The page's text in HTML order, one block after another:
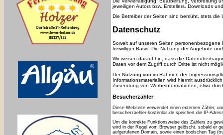
jeweiligen Autors bzw. Erstellers. Downloads
Die Betreiber der Seiten sind bemüht, stets die
Datenschutz
Soweit auf unseren Seiten personenbezogene
freiwilliger Basis. Die Nutzung der Angebote
Wir weisen darauf hin, dass die
Daten vor dem Zugriff durch Dritte ist nicht
Der Nutzung von im Rahmen der
Informationsmaterialien wird hiermit
Zusendung von Werbeinformationen, etwa
Besucherzähler
Diese Webseite verwendet einen externen Zähler,
besucherzaehler-kostenlos.de speichert die IP-
Um die korrekte Funktionsweise des Zählers zu
wird in der Regel vom Browser gelöscht, sobald er
aufgerufenen Domain, sowie einen boolschen Tag